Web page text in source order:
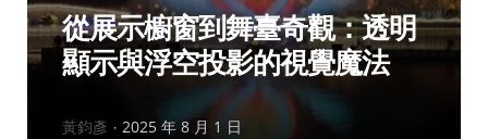
從展示櫥窗到舞臺奇觀：透明
顯示與浮空投影的視覺魔法
作
黃鈞彥 2025 年 8 月 1 日